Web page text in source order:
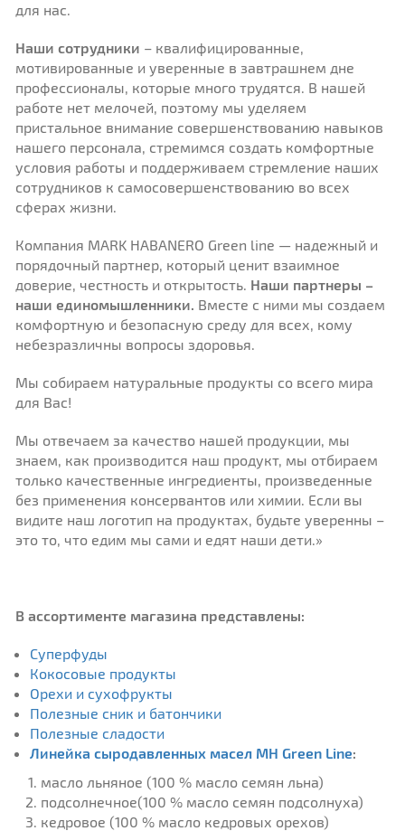
для нас.
Наши сотрудники – квалифицированные,
мотивированные и уверенные в завтрашнем дне
профессионалы, которые много трудятся. В нашей
работе нет мелочей, поэтому мы уделяем
пристальное внимание совершенствованию навыков
нашего персонала, стремимся создать комфортные
условия работы и поддерживаем стремление наших
сотрудников к самосовершенствованию во всех
сферах жизни.
Компания MARK HABANERO Green line — надежный и
порядочный партнер, который ценит взаимное
доверие, честность и открытость. Наши партнеры –
наши единомышленники. Вместе с ними мы создаем
комфортную и безопасную среду для всех, кому
небезразличны вопросы здоровья.
Мы собираем натуральные продукты со всего мира
для Вас!
Мы отвечаем за качество нашей продукции, мы
знаем, как производится наш продукт, мы отбираем
только качественные ингредиенты, произведенные
без применения консервантов или химии. Если вы
видите наш логотип на продуктах, будьте уверенны –
это то, что едим мы сами и едят наши дети.»
В ассортименте магазина представлены:
Суперфуды
Кокосовые продукты
Орехи и сухофрукты
Полезные сник и батончики
Полезные сладости
Линейка сыродавленных масел MH Green Line:
масло льняное (100 % масло семян льна)
подсолнечное(100 % масло семян подсолнуха)
кедровое (100 % масло кедровых орехов)